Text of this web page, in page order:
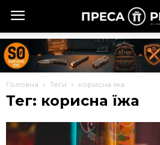
Головна Теги корисна їжа
Тег: корисна їжа